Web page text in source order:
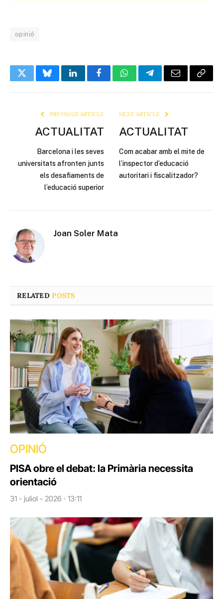
opinió
TwitterBlueskyLinkedInFacebookWhatsAppTelegramEmail Copy
PREVIOUS ARTICLE
ACTUALITAT
Barcelona i les seves
universitats afronten junts
els desafiaments de
l’educació superior
NEXT ARTICLE
ACTUALITAT
Com acabar amb el mite de
l’inspector d’educació
autoritari i fiscalitzador?
Joan Soler Mata
RELATEDPOSTS
OPINIÓ
PISA obre el debat: la Primària necessita
orientació
31 - juliol - 2026 · 13:11